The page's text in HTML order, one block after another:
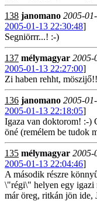
138 janomano 2005-
2005-01-13 22:30:48]
Segniörrr...! :-)
137 mélymagyar 2005-
2005-01-13 22:27:00]
Zi haben rehht, möszijő!!
136 janomano 2005-
2005-01-13 22:18:05]
Igaza van doktorom! :-)
öné (remélem be tudok
135 mélymagyar 2005-
2005-01-13 22:04:46]
A második részre
\"régi\" helyen egy igazi
már öreg, ritkán jön ide,